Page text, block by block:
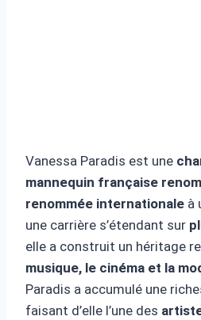
Vanessa Paradis est une
mannequin française
renommée internationale à
une carrière s’étendant sur
elle a construit un héritage
musique, le cinéma et la
Paradis a accumulé une
faisant d’elle l’une des